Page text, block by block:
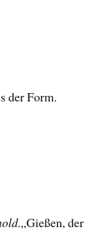
der Form.
„Gießen, der